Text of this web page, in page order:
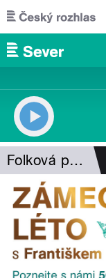
Přejít k hlavnímu
Folková pohlazení